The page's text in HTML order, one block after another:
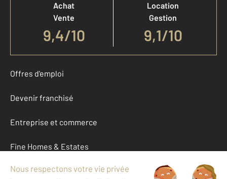
Achat
Vente
9,4/10
Location
Gestion
9,1/10
Offres d'emploi
Devenir franchisé
Entreprise et commerce
Fine Homes & Estates
À propos